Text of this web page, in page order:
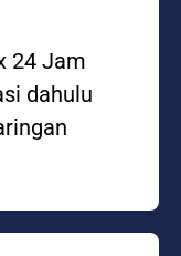
24 Jam
dahulu